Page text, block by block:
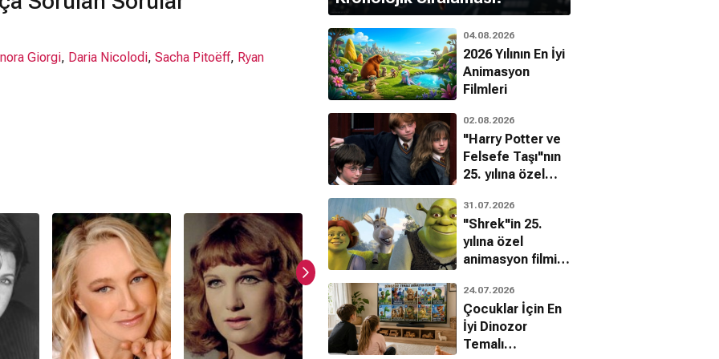
Giorgi, Daria Nicolodi, Sacha Pitoëff, Ryan
04.08.2026
2026 Yılının En İyi
Animasyon
Filmleri
02.08.2026
"Harry Potter ve
Felsefe Taşı"nın
25. yılına özel
bilinmeyenleri!
31.07.2026
"Shrek"in 25.
yılına özel
animasyon filmin
24.07.2026
Çocuklar İçin En
İyi Dinozor
Temalı